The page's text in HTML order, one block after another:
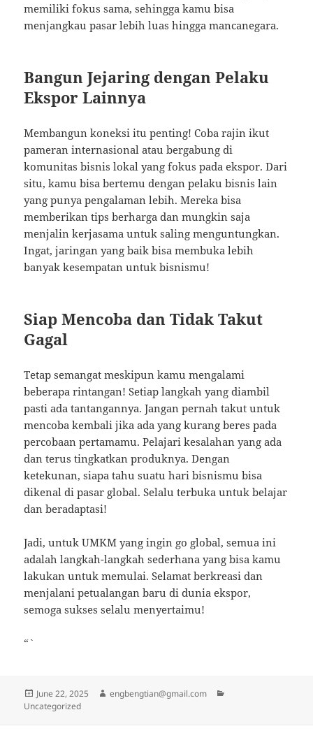
memiliki fokus sama, sehingga kamu bisa
menjangkau pasar lebih luas hingga mancanegara.
Bangun Jejaring dengan Pelaku
Ekspor Lainnya
Membangun koneksi itu penting! Coba rajin ikut
pameran internasional atau bergabung di
komunitas bisnis lokal yang fokus pada ekspor. Dari
situ, kamu bisa bertemu dengan pelaku bisnis lain
yang punya pengalaman lebih. Mereka bisa
memberikan tips berharga dan mungkin saja
menjalin kerjasama untuk saling menguntungkan.
Ingat, jaringan yang baik bisa membuka lebih
banyak kesempatan untuk bisnismu!
Siap Mencoba dan Tidak Takut
Gagal
Tetap semangat meskipun kamu mengalami
beberapa rintangan! Setiap langkah yang diambil
pasti ada tantangannya. Jangan pernah takut untuk
mencoba kembali jika ada yang kurang beres pada
percobaan pertamamu. Pelajari kesalahan yang ada
dan terus tingkatkan produknya. Dengan
ketekunan, siapa tahu suatu hari bisnismu bisa
dikenal di pasar global. Selalu terbuka untuk belajar
dan beradaptasi!
Jadi, untuk UMKM yang ingin go global, semua ini
adalah langkah-langkah sederhana yang bisa kamu
lakukan untuk memulai. Selamat berkreasi dan
menjalani petualangan baru di dunia ekspor,
semoga sukses selalu menyertaimu!
“`
Posted
on
June 22, 2025 Author
engbengtian@gmail.com
Uncategorized